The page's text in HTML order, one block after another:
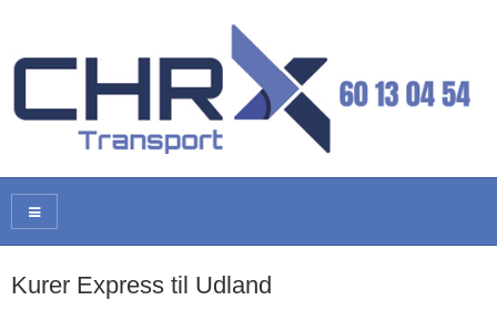
Kurer Express til Udland